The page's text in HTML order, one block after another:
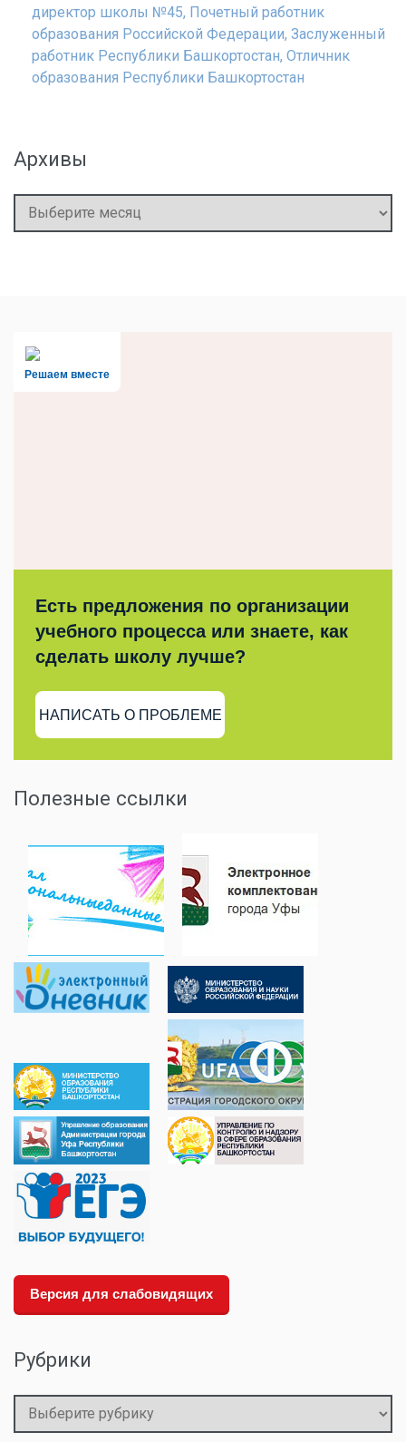
директор школы №45, Почетный работник
образования Российской Федерации, Заслуженный
работник Республики Башкортостан, Отличник
образования Республики Башкортостан
Архивы
Архивы
Решаем вместе
Есть предложения по организации
учебного процесса или знаете, как
сделать школу лучше?
НАПИСАТЬ О ПРОБЛЕМЕ
Полезные ссылки
Версия для слабовидящих
Рубрики
Рубрики